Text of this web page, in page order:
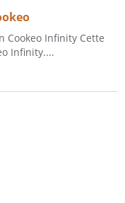
Cookeo Infinity Cette
Infinity....